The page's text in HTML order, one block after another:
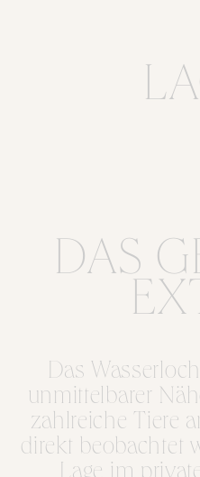
DAS
Das
unmittelbarer
zahlreiche Tiere
direkt beobachtet